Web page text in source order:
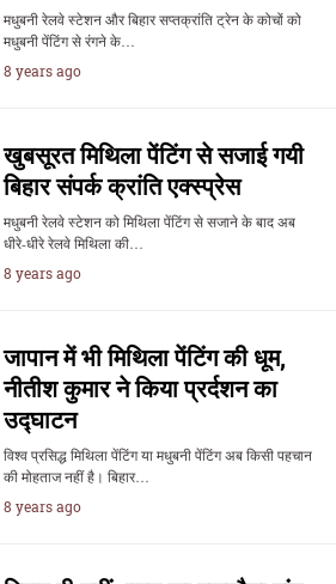
मधुबनी रेलवे स्टेशन और बिहार सप्तक्रांति ट्रेन के कोचों को
मधुबनी पेंटिंग से रंगने के…
8 years ago
खुबसूरत मिथिला पेंटिंग से सजाई गयी
बिहार संपर्क क्रांति एक्स्प्रेस
मधुबनी रेलवे स्टेशन को मिथिला पेंटिंग से सजाने के बाद अब
धीरे-धीरे रेलवे मिथिला की…
8 years ago
जापान में भी मिथिला पेंटिंग की धूम,
नीतीश कुमार ने किया प्रर्दशन का
उद्घाटन
विश्व प्रसिद्ध मिथिला पेंटिंग या मधुबनी पेंटिंग अब किसी पहचान
की मोहताज नहीं है। बिहार…
8 years ago